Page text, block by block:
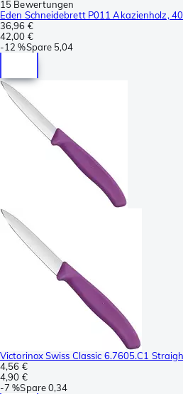
15 Bewertungen
Eden Schneidebrett P011 Akazienholz,
36,96 €
42,00 €
-12 %Spare 5,04
Victorinox Swiss Classic 6.7605.C1
4,56 €
4,90 €
-7 %Spare0,34